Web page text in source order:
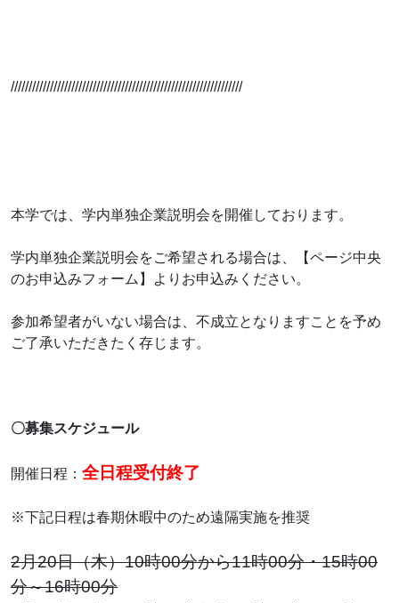
/////////////////////////////////////////////////////////////////
本学では、学内単独企業説明会を開催しております。
学内単独企業説明会をご希望される場合は、【ページ中央
のお申込みフォーム】よりお申込みください。
参加希望者がいない場合は、不成立となりますことを予め
ご了承いただきたく存じます。
〇募集スケジュール
開催日程： 全日程受付終了
※下記日程は春期休暇中のため遠隔実施を推奨
2月20日（木）10時00分から11時00分・15時00
分～16時00分